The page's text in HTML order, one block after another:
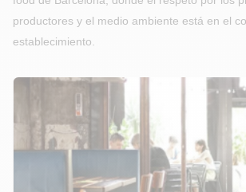
productores y el medio ambiente está en el
establecimiento.